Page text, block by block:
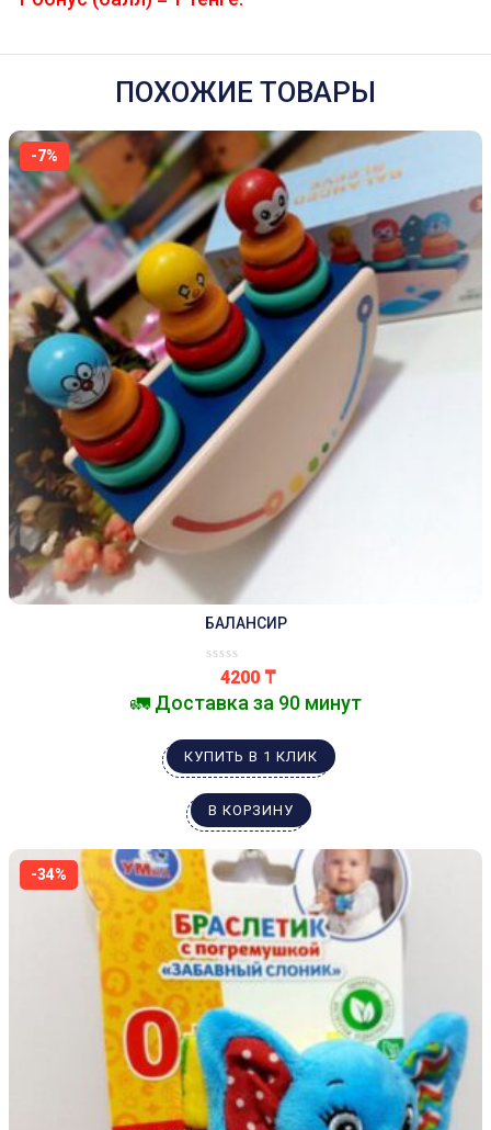
ПОХОЖИЕ ТОВАРЫ
-7%
БАЛАНСИР
4200 ₸
🚛 Доставка за 90 минут
КУПИТЬ В 1 КЛИК
В КОРЗИНУ
-34%